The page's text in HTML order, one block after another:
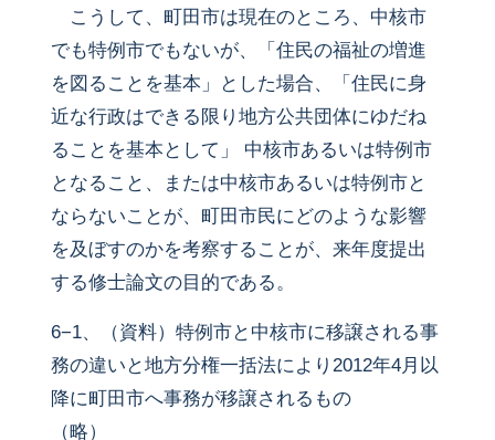
こうして、町田市は現在のところ、中核市
でも特例市でもないが、「住民の福祉の増進
を図ることを基本」とした場合、「住民に身
近な行政はできる限り地方公共団体にゆだね
ることを基本として」 中核市あるいは特例市
となること、または中核市あるいは特例市と
ならないことが、町田市民にどのような影響
を及ぼすのかを考察することが、来年度提出
する修士論文の目的である。
6−1、（資料）特例市と中核市に移譲される事
務の違いと地方分権一括法により2012年4月以
降に町田市へ事務が移譲されるもの
（略）